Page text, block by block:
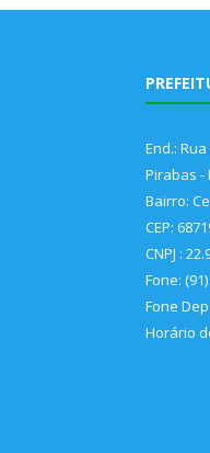
End.:
Pirabas -
Bairro:
CEP:
CNPJ :
Fone:
Fone
Horário